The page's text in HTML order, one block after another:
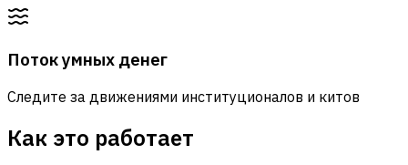
Поток умных денег
Следите за движениями институционалов и китов
Как это работает